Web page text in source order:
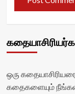
ஒரு
கதைகளையும்